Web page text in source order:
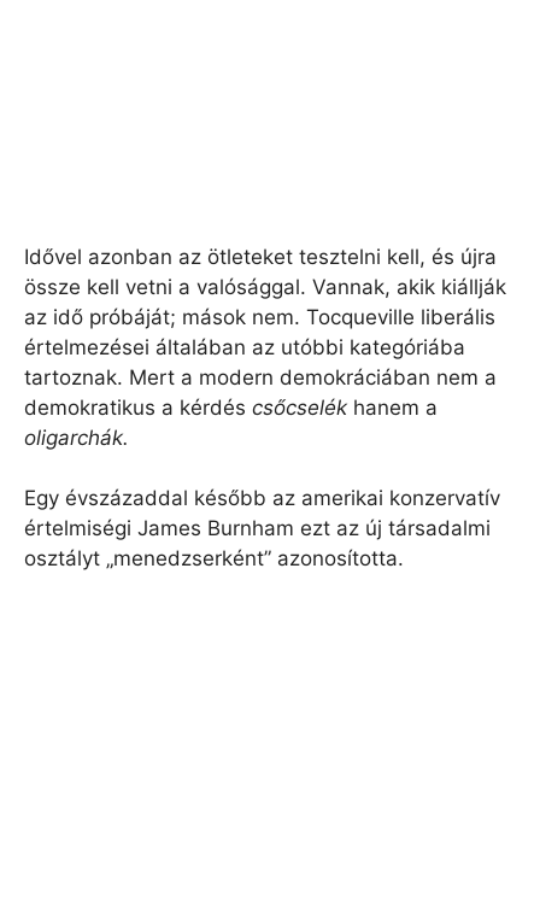
Idővel azonban az ötleteket tesztelni kell, és újra
össze kell vetni a valósággal. Vannak, akik kiállják
az idő próbáját; mások nem. Tocqueville liberális
értelmezései általában az utóbbi kategóriába
tartoznak. Mert a modern demokráciában nem a
demokratikus a kérdés csőcselék hanem a
oligarchák.
Egy évszázaddal később az amerikai konzervatív
értelmiségi James Burnham ezt az új társadalmi
osztályt „menedzserként” azonosította.